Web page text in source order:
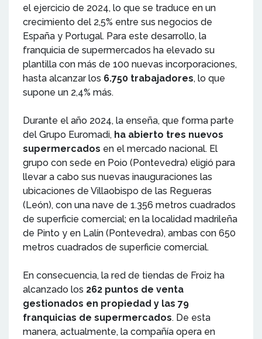
el ejercicio de 2024, lo que se traduce en un
crecimiento del 2,5% entre sus negocios de
España y Portugal. Para este desarrollo, la
franquicia de supermercados ha elevado su
plantilla con más de 100 nuevas incorporaciones,
hasta alcanzar los 6.750 trabajadores, lo que
supone un 2,4% más.
Durante el año 2024, la enseña, que forma parte
del Grupo Euromadi, ha abierto tres nuevos
supermercados en el mercado nacional. El
grupo con sede en Poio (Pontevedra) eligió para
llevar a cabo sus nuevas inauguraciones las
ubicaciones de Villaobispo de las Regueras
(León), con una nave de 1.356 metros cuadrados
de superficie comercial; en la localidad madrileña
de Pinto y en Lalín (Pontevedra), ambas con 650
metros cuadrados de superficie comercial.
En consecuencia, la red de tiendas de Froiz ha
alcanzado los 262 puntos de venta
gestionados en propiedad y las 79
franquicias de supermercados. De esta
manera, actualmente, la compañía opera en